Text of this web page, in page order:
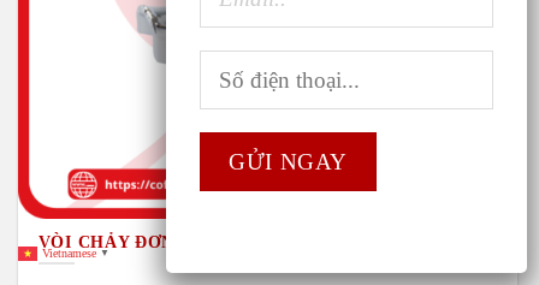
VÒI CHẢY ĐƠN TAY LÀM CÀ PHÊ
Vietnamese ▼